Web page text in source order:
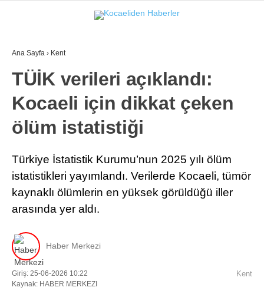
GÜNDEM
EKONOMI
DÜNYA
SPOR
MAGAZIN
SAĞLIK
Ana Sayfa › Kent
TÜİK verileri açıklandı:
Kocaeli için dikkat çeken
ölüm istatistiği
Türkiye İstatistik Kurumu’nun 2025 yılı ölüm
istatistikleri yayımlandı. Verilerde Kocaeli, tümör
kaynaklı ölümlerin en yüksek görüldüğü iller
arasında yer aldı.
Haber Merkezi
Giriş: 25-06-2026 10:22
Kaynak: HABER MERKEZI
Kent